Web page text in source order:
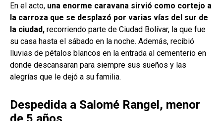
En el acto, una enorme caravana sirvió como cortejo a
la carroza que se desplazó por varias vías del sur de
la ciudad, recorriendo parte de Ciudad Bolívar, la que fue
su casa hasta el sábado en la noche. Además, recibió
lluvias de pétalos blancos en la entrada al cementerio en
donde descansaran para siempre sus sueños y las
alegrías que le dejó a su familia.
Despedida a Salomé Rangel, menor